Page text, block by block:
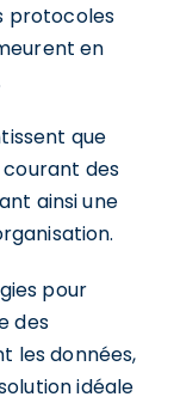
protocoles
en
que
courant des
ainsi une
pour
des
les données,
idéale